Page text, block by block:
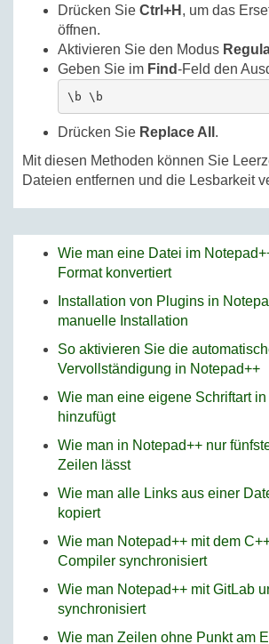
Drücken Sie Ctrl+H , um das
öffnen.
Aktivieren Sie den Modus
Geben Sie im Find-Feld den
\b \b
Drücken Sie Replace All .
Mit diesen Methoden können Sie
Dateien entfernen und die Lesbarkeit
Wie man eine Datei im
Format konvertiert
Installation von Plugins in
manuelle Installation
So aktivieren Sie die
Vervollständigung in Notepad++
Wie man eine eigene Schriftart
hinzufügt
Wie man in Notepad++ nur
Zeilen lässt
Wie man alle Links aus einer
kopiert
Wie man Notepad++ mit dem
Compiler synchronisiert
Wie man Notepad++ mit GitLab
synchronisiert
Wie man Zeilen ohne Punkt am